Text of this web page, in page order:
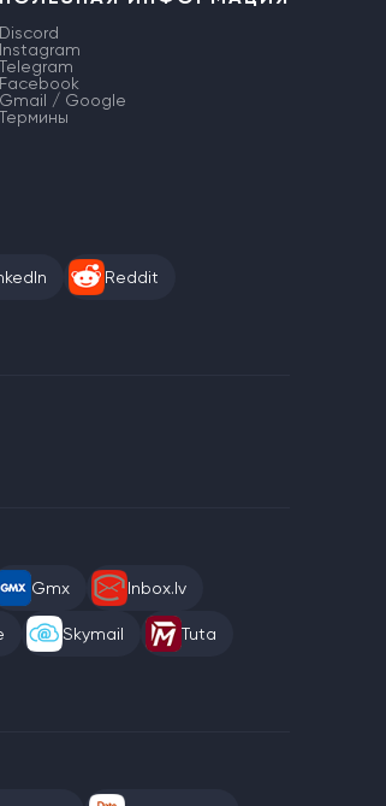
Discord
Instagram
Telegram
Facebook
Gmail / Google
Термины
Reddit
Gmx Inbox.lv
Skymail Tuta